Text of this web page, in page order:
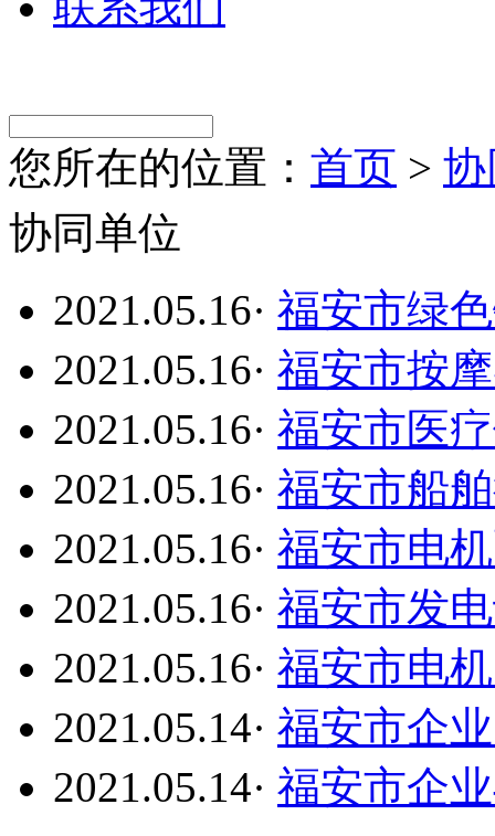
您所在的位置： 首页 >
协同单位
2021.05.16· 福安市绿
2021.05.16· 福安市按
2021.05.16· 福安市医
2021.05.16· 福安市船
2021.05.16· 福安市电
2021.05.16· 福安市发
2021.05.16· 福安市电
2021.05.14· 福安市企
2021.05.14· 福安市企